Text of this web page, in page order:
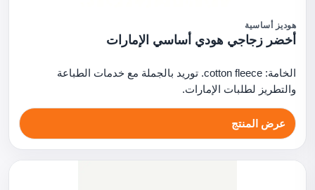
هوديز أساسية
أخضر زجاجي هودي أساسي الإمارات
الخامة: cotton fleece. توريد بالجملة مع خدمات الطباعة
والتطريز لطلبات الإمارات.
عرض المنتج